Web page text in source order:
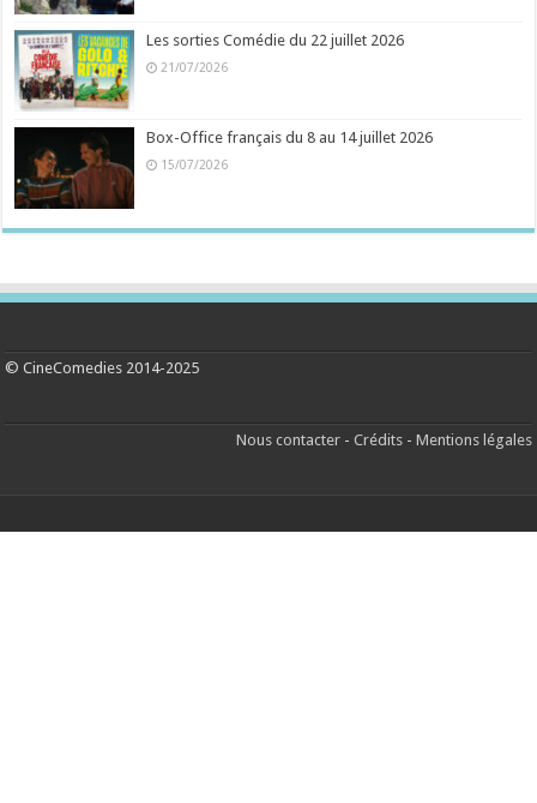
Les sorties Comédie du 22 juillet 2026
21/07/2026
Box-Office français du 8 au 14 juillet 2026
15/07/2026
© CineComedies 2014-2025
Nous contacter- Crédits- Mentions légales